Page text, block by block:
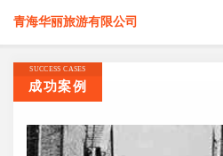
青海华丽旅游有限公司
SUCCESS CASES
成功案例